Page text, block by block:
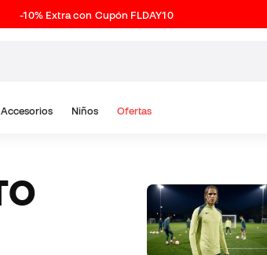
-10% Extra con Cupón FLDAY10
Accesorios Niños Ofertas